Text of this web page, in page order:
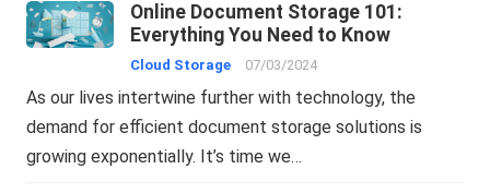
Online Document Storage 101:
Everything You Need to Know
Cloud Storage 07/03/2024
As our lives intertwine further with technology, the
demand for efficient document storage solutions is
growing exponentially. It’s time we…